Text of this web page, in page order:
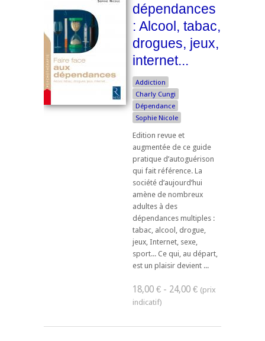
dépendances
: Alcool, tabac,
drogues, jeux,
internet...
Addiction
Charly Cungi
Dépendance
Sophie Nicole
Edition revue et
augmentée de ce guide
pratique d’autoguérison
qui fait référence. La
société d’aujourd’hui
amène de nombreux
adultes à des
dépendances multiples :
tabac, alcool, drogue,
jeux, Internet, sexe,
sport... Ce qui, au départ,
est un plaisir devient ...
18,00 € - 24,00 €